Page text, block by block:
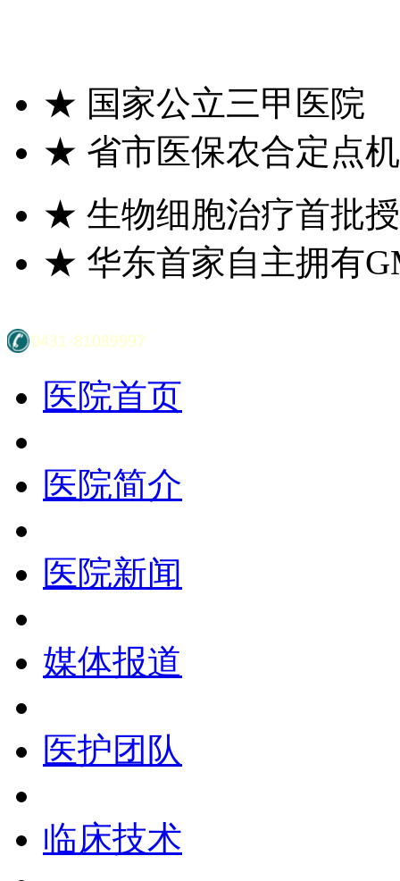
★ 国家公立三甲医院
★ 省市医保农合定点
★ 生物细胞治疗首批
★ 华东首家自主拥有
医院首页
医院简介
医院新闻
媒体报道
医护团队
临床技术